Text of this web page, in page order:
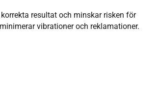
resultat och minskar risken för
vibrationer och reklamationer.